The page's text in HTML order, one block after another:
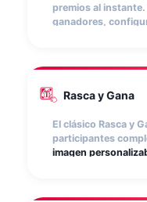
premios al
ganadores,
Rasca y Gana
El clásico Rasca y
participantes
imagen
genera